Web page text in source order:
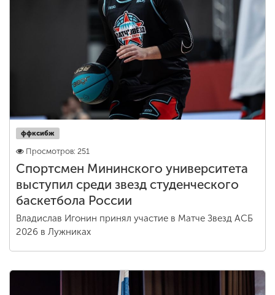
ффксибж
Просмотров: 251
Спортсмен Мининского университета
выступил среди звезд студенческого
баскетбола России
Владислав Игонин принял участие в Матче Звезд АСБ
2026 в Лужниках